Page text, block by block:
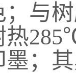
与
热
；